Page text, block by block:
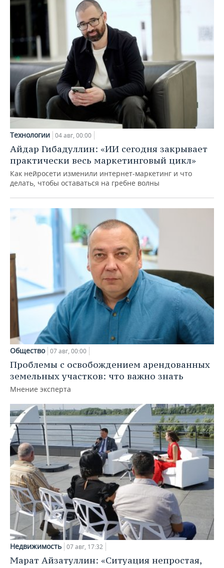
Технологии 04 авг, 00:00
Айдар Гибадуллин: «ИИ сегодня закрывает
практически весь маркетинговый цикл»
Как нейросети изменили интернет-маркетинг и что
делать, чтобы оставаться на гребне волны
Общество 07 авг, 00:00
Проблемы с освобождением арендованных
земельных участков: что важно знать
Мнение эксперта
Недвижимость 07 авг, 17:32
Марат Айзатуллин: «Ситуация непростая,